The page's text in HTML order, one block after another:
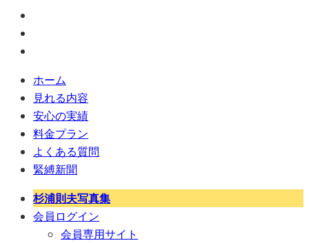
ホーム
見れる内容
安心の実績
料金プラン
よくある質問
緊縛新聞
杉浦則夫写真集
会員ログイン
会員専用サイト